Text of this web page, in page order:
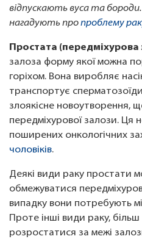
відпускають вуса та
нагадують пропроблему
Простата (передміхурова
залоза форму якої можна
горіхом. Вона виробляє
транспортує
злоякісне новоутворення,
передміхурової залози. Ця
поширених онкологічних
чоловіків.
Деякі види раку простати
обмежуватися
випадку вони потребують
Проте інші види раку,
розростатися за межі